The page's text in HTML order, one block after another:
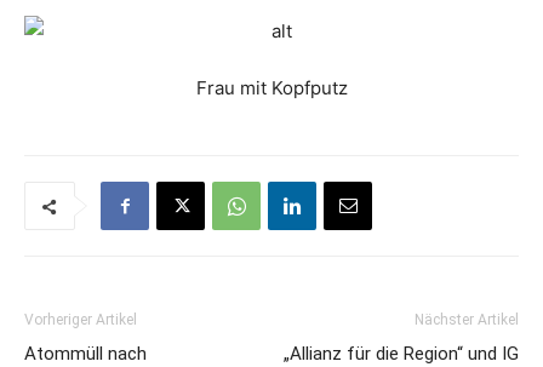
Frau mit Kopfputz
Vorheriger Artikel
Atommüll nach
Nächster Artikel
„Allianz für die Region“ und IG